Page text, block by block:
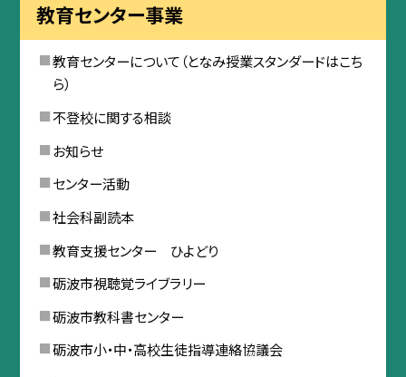
教育センター事業
教育センターについて（となみ授業スタンダードはこち
ら）
不登校に関する相談
お知らせ
センター活動
社会科副読本
教育支援センター ひよどり
砺波市視聴覚ライブラリー
砺波市教科書センター
砺波市小・中・高校生徒指導連絡協議会